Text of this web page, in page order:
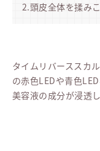
2.頭皮全体を揉み
タイムリバーススカ
の赤色LEDや青色
美容液の成分が浸透